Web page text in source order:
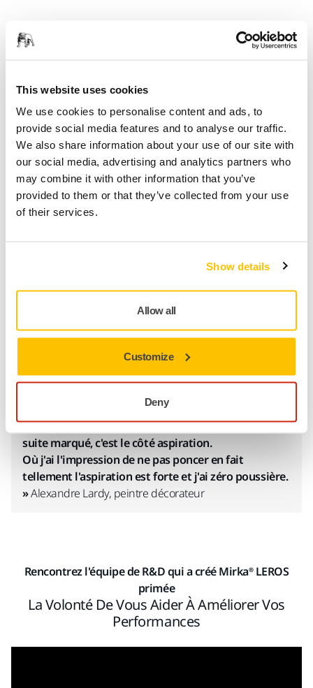
This website uses cookies
We use cookies to personalise content and ads, to
provide social media features and to analyse our traffic.
We also share information about your use of our site with
our social media, advertising and analytics partners who
may combine it with other information that you’ve
provided to them or that they’ve collected from your use
of their services.
Show details
Allow all
Customize
Deny
Il est essentiel d'avoir les bons outils pour la bonne
application de ponçage si vous voulez dépasser les attentes
que vous fassiez de la rénovation. Pour Alexandre Lardy,
plâtrier, ornemaniste et peintre décorateur français, le choix
évident.
« Ce que j'ai beaucoup aimé et ce qui m'a tout de
suite marqué, c'est le côté aspiration.
Où j'ai l'impression de ne pas poncer en fait
tellement l'aspiration est forte et j'ai zéro poussière.
»Alexandre Lardy, peintre décorateur
Rencontrez l'équipe de R&D qui a créé Mirka® LEROS
primée
La Volonté De Vous Aider À Améliorer Vos
Performances